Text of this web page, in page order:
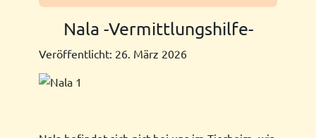
Nala -Vermittlungshilfe-
Veröffentlicht: 26. März 2026